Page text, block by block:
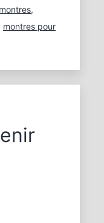
,
montres pour